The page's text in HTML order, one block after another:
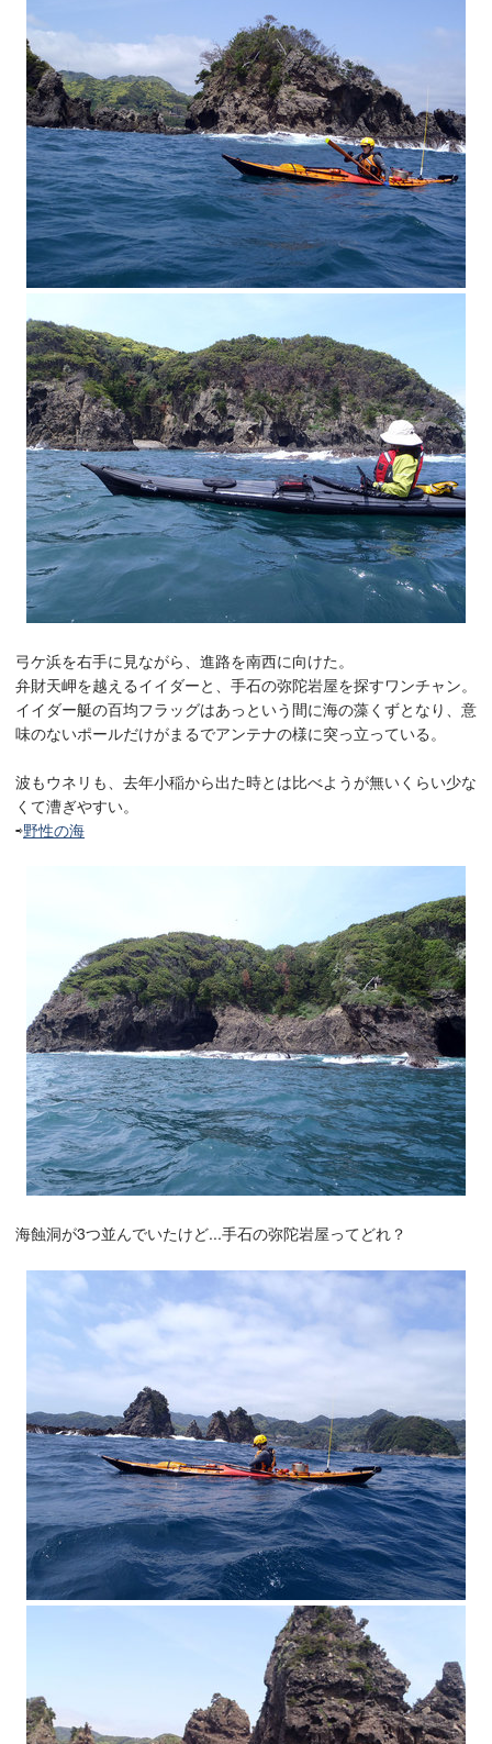
弓ケ浜を右手に見ながら、進路を南西に向けた。
弁財天岬を越えるイイダーと、手石の弥陀岩屋を探すワンチャン。
イイダー艇の百均フラッグはあっという間に海の藻くずとなり、意
味のないポールだけがまるでアンテナの様に突っ立っている。
波もウネリも、去年小稲から出た時とは比べようが無いくらい少な
くて漕ぎやすい。
⇨野性の海
海蝕洞が3つ並んでいたけど...手石の弥陀岩屋ってどれ？